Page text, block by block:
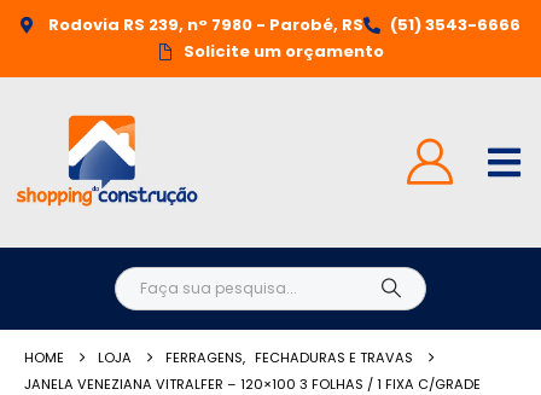
Rodovia RS 239, n° 7980 - Parobé, RS
(51) 3543-6666
Solicite um orçamento
HOME LOJA FERRAGENS, FECHADURAS E TRAVAS
JANELA VENEZIANA VITRALFER – 120×100 3 FOLHAS / 1 FIXA C/GRADE